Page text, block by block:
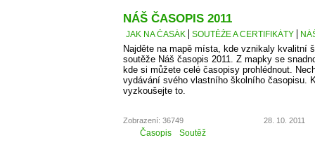
NÁŠ ČASOPIS 2011
JAK NA ČASÁK SOUTĚŽE A CERTIFIKÁTY
Najděte na mapě místa, kde vznikaly kvalitní
soutěže Náš časopis 2011. Z mapky se
kde si můžete celé časopisy prohlédnout.
vydávání svého vlastního školního časopisu.
vyzkoušejte to.
Zobrazení: 36749 28. 10. 2011
Časopis Soutěž